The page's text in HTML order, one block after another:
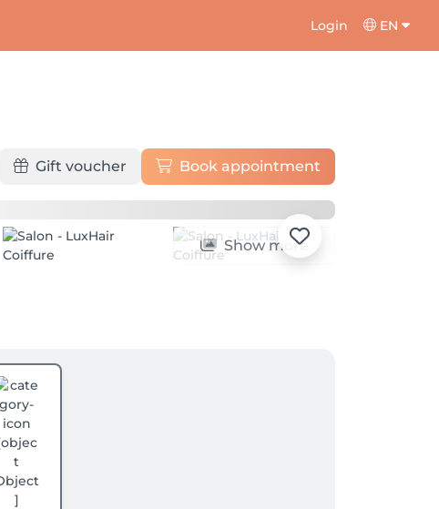
Login EN
Gift voucher Book appointment
Show more